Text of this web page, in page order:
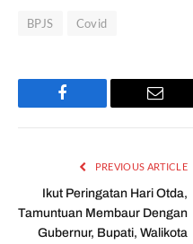
BPJS Covid
Facebook Email
PREVIOUS ARTICLE
Ikut Peringatan Hari Otda,
Tamuntuan Membaur Dengan
Gubernur, Bupati, Walikota